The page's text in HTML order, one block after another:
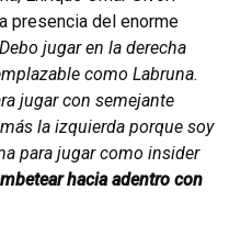
presencia del enorme
Debo jugar en la derecha
como Labruna.
jugar con semejante
la izquierda porque soy
para jugar como insider
hacia adentro con